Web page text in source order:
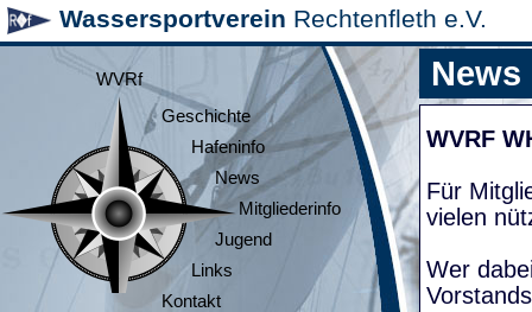
Wassersportverein Rechtenfleth e.V.
WVRf
Geschichte
Hafeninfo
News
Mitgliederinfo
Jugend
Links
Kontakt
News
WVRF
Für
vielen
Wer